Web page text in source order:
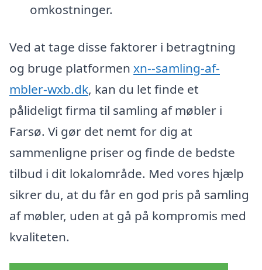
omkostninger.
Ved at tage disse faktorer i betragtning
og bruge platformen xn--samling-af-
mbler-wxb.dk, kan du let finde et
pålideligt firma til samling af møbler i
Farsø. Vi gør det nemt for dig at
sammenligne priser og finde de bedste
tilbud i dit lokalområde. Med vores hjælp
sikrer du, at du får en god pris på samling
af møbler, uden at gå på kompromis med
kvaliteten.